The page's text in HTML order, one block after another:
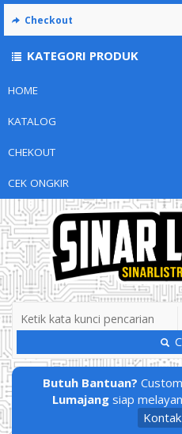
HOME
KATALOG
CHEKOUT
CEK ONGKIR
Butuh Bantuan?
Lumajang siap
Checkout
KATEGORI PRODUK